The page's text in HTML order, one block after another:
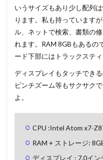
いうサイズもあり少し配列
ります。私も持っています
ル、ネットで検索、書類の
れます。RAM 8GBもあるの
ード下部にはトラックステ
ディスプレイもタッチでき
ピンチズーム等もサクサク
よ。
CPU :Intel Atom x7-
RAM + ストレージ:
ディスプレイ : 7.0イ